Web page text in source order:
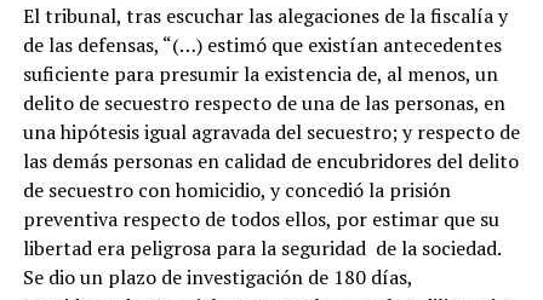
El tribunal, tras escuchar las alegaciones de la fiscalía y
de las defensas, “(…) estimó que existían antecedentes
suficiente para presumir la existencia de, al menos, un
delito de secuestro respecto de una de las personas, en
una hipótesis igual agravada del secuestro; y respecto de
las demás personas en calidad de encubridores del delito
de secuestro con homicidio, y concedió la prisión
preventiva respecto de todos ellos, por estimar que su
libertad era peligrosa para la seguridad de la sociedad.
Se dio un plazo de investigación de 180 días,